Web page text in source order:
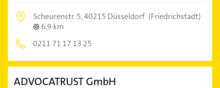
Scheurenstr. 5,40215 Düsseldorf (Friedrichstadt)
6,9 km
0211 71 17 13 25
ADVOCATRUST GmbH